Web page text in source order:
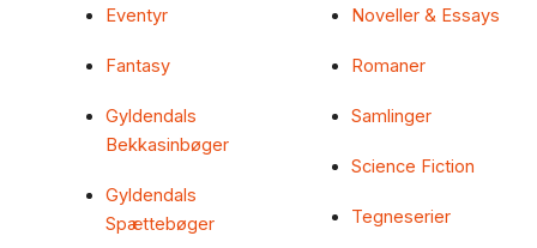
Eventyr
Fantasy
Gyldendals
Bekkasinbøger
Gyldendals
Spættebøger
Noveller & Essays
Romaner
Samlinger
Science Fiction
Tegneserier